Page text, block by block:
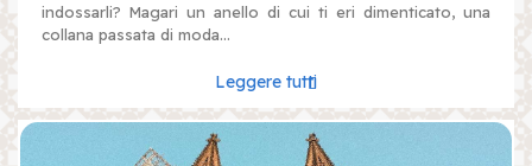
indossarli? Magari un anello di cui ti eri dimenticato, una
collana passata di moda...
Leggere tutti